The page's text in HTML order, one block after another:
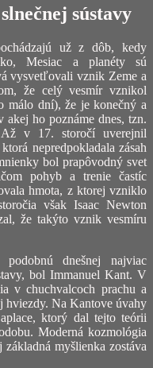
sústavy
už z dôb, kedy
Mesiac a planéty sú
vysvetľovali vznik Zeme a
že celý vesmír vznikol
málo dní), že je konečný a
ho poznáme dnes, tzn.
v 17. storočí uverejnil
nepredpokladala zásah
bol prapôvodný svet
pohyb a trenie častíc
hmota, z ktorej vzniklo
však Isaac Newton
že takýto vznik vesmíru
dnešnej najviac
bol Immanuel Kant. V
v chuchvalcoch prachu a
hviezdy. Na Kantove úvahy
ktorý dal tejto teórii
Moderná kozmológia
myšlienka zostáva